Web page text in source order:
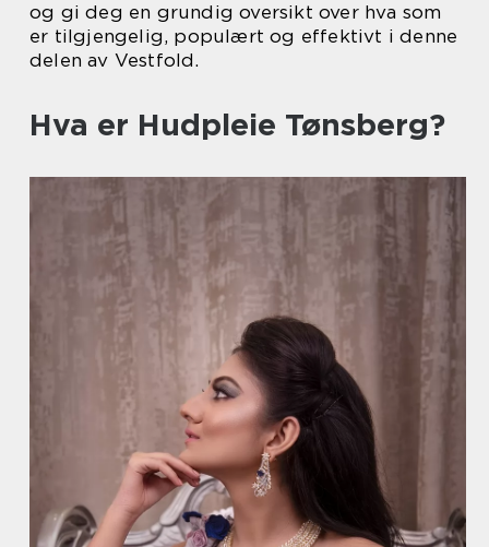
og gi deg en grundig oversikt over hva som
er tilgjengelig, populært og effektivt i denne
delen av Vestfold.
Hva er Hudpleie Tønsberg?